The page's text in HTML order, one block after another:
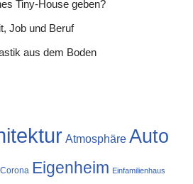
Tiny-House geben?
Job und Beruf
aus dem Boden
Atmosphäre Auto
Corona Eigenheim Einfamilienhaus